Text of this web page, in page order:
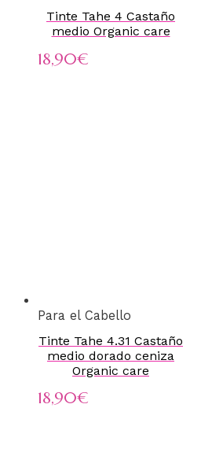
Tinte Tahe 4 Castaño
medio Organic care
18,90€
Para el Cabello
Tinte Tahe 4.31 Castaño
medio dorado ceniza
Organic care
18,90€